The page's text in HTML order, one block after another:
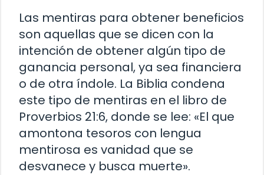
Las mentiras para obtener beneficios
son aquellas que se dicen con la
intención de obtener algún tipo de
ganancia personal, ya sea financiera
o de otra índole. La Biblia condena
este tipo de mentiras en el libro de
Proverbios 21:6, donde se lee: «El que
amontona tesoros con lengua
mentirosa es vanidad que se
desvanece y busca muerte».